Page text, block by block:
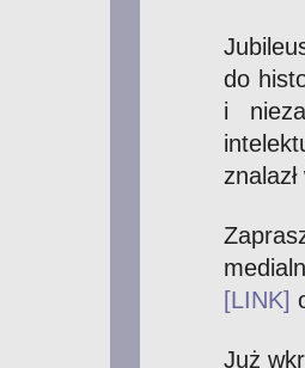
do
i
[LINK]
Już